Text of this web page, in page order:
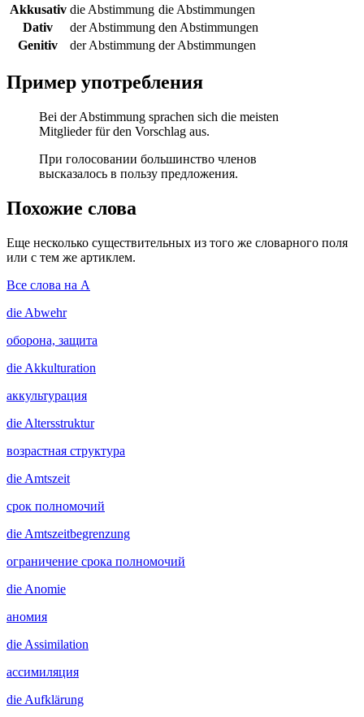
Akkusativ die Abstimmung die Abstimmungen
Dativ
der Abstimmung den Abstimmungen
Genitiv
der Abstimmung der Abstimmungen
Пример употребления
Bei der Abstimmung sprachen sich die meisten
Mitglieder für den Vorschlag aus.
При голосовании большинство членов
высказалось в пользу предложения.
Похожие слова
Еще несколько существительных из того же словарного поля
или с тем же артиклем.
Все слова на A
die Abwehr
оборона, защита
die Akkulturation
аккультурация
die Altersstruktur
возрастная структура
die Amtszeit
срок полномочий
die Amtszeitbegrenzung
ограничение срока полномочий
die Anomie
аномия
die Assimilation
ассимиляция
die Aufklärung